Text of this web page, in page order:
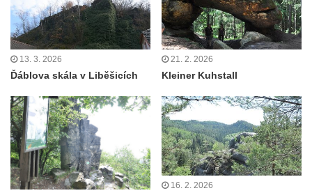
13. 3. 2026
Ďáblova skála v Liběšicích
21. 2. 2026
Kleiner Kuhstall
16. 2. 2026